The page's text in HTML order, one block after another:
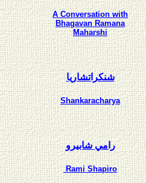
A Conversation with
Bhagavan Ramana
Maharshi
شنكراتشاريا
Shankaracharya
رامي شابيرو
Rami Shapiro